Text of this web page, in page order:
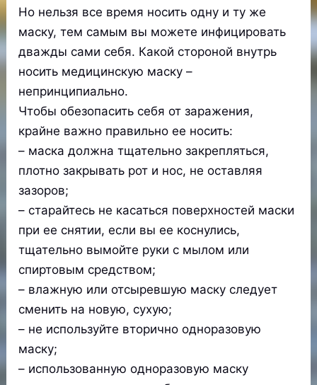
Но нельзя все время носить одну и ту же
маску, тем самым вы можете инфицировать
дважды сами себя. Какой стороной внутрь
носить медицинскую маску –
непринципиально.
Чтобы обезопасить себя от заражения,
крайне важно правильно ее носить:
– маска должна тщательно закрепляться,
плотно закрывать рот и нос, не оставляя
зазоров;
– старайтесь не касаться поверхностей маски
при ее снятии, если вы ее коснулись,
тщательно вымойте руки с мылом или
спиртовым средством;
– влажную или отсыревшую маску следует
сменить на новую, сухую;
– не используйте вторично одноразовую
маску;
– использованную одноразовую маску